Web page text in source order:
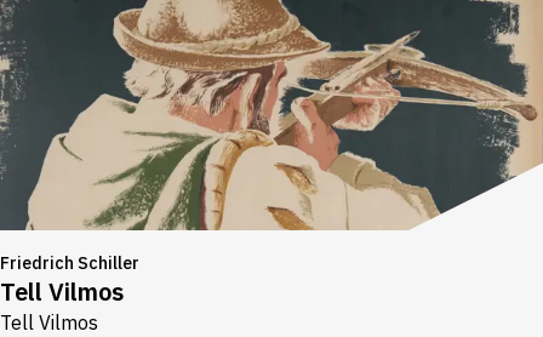
Friedrich Schiller
Tell Vilmos
Tell Vilmos